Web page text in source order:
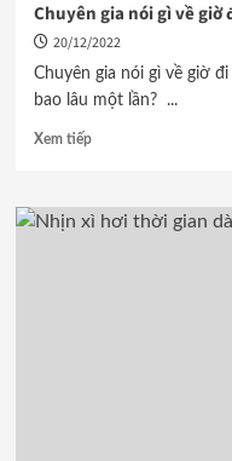
Chuyên gia nói gì về
20/12/2022
Chuyên gia nói gì về giờ
bao lâu một lần? ...
Xem tiếp